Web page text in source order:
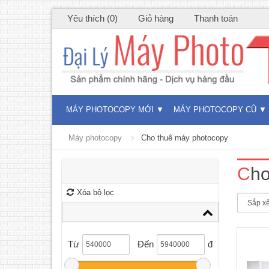
Yêu thích (0) Giỏ hàng Thanh toán
MÁY PHOTOCOPY MỚI MÁY PHOTOCOPY CŨ
Máy photocopy Cho thuê máy photocopy
Xóa bộ lọc
Từ Đến đ
mang
cho
đây
chú: